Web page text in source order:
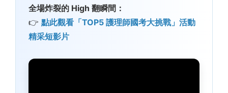
全場炸裂的 High 翻瞬間：
👉 點此觀看「TOP5 護理師國考大挑戰」活動
精采短影片